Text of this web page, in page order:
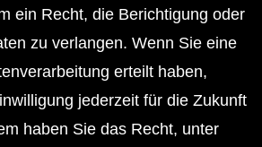
ein Recht, die Berichtigung oder
zu verlangen. Wenn Sie eine
erteilt haben,
jederzeit für die Zukunft
haben Sie das Recht, unter